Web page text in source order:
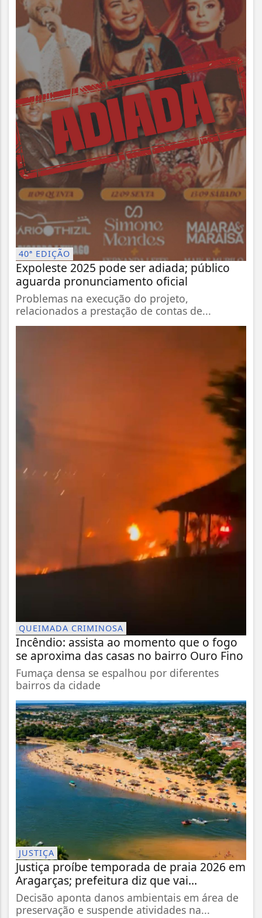
40ª EDIÇÃO
Expoleste 2025 pode ser adiada; público
aguarda pronunciamento oficial
Problemas na execução do projeto,
relacionados a prestação de contas de...
QUEIMADA CRIMINOSA
Incêndio: assista ao momento que o fogo
se aproxima das casas no bairro Ouro Fino
Fumaça densa se espalhou por diferentes
bairros da cidade
JUSTIÇA
Justiça proíbe temporada de praia 2026 em
Aragarças; prefeitura diz que vai...
Decisão aponta danos ambientais em área de
preservação e suspende atividades na...